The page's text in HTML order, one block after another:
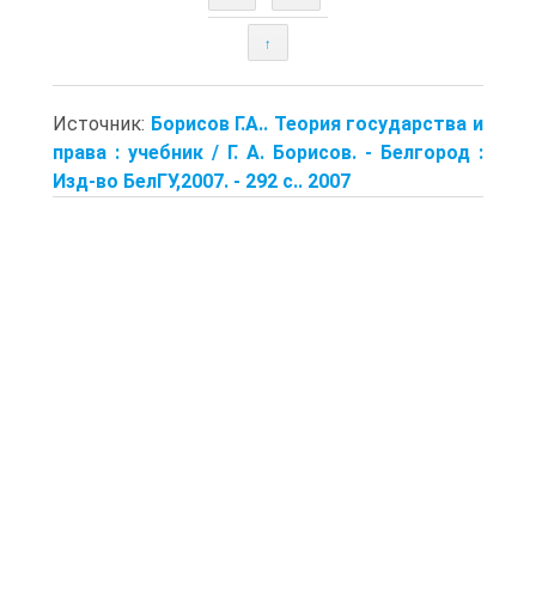
↑
Источник: Борисов Г.А.. Теория государства и
права : учебник / Г. А. Борисов. - Белгород :
Изд-во БелГУ,2007. - 292 с.. 2007